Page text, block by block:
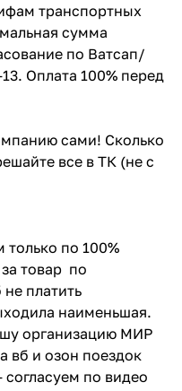
транспортных
сумма
по Ватсап/
Оплата 100% перед
сами! Сколько
все в ТК (не с
только по 100%
товар по
платить
наименьшая.
организацию МИР
вб и озон поездок
по видео